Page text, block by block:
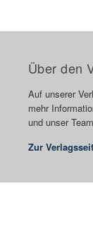
Über den
Auf unserer
mehr
und unser
Zur